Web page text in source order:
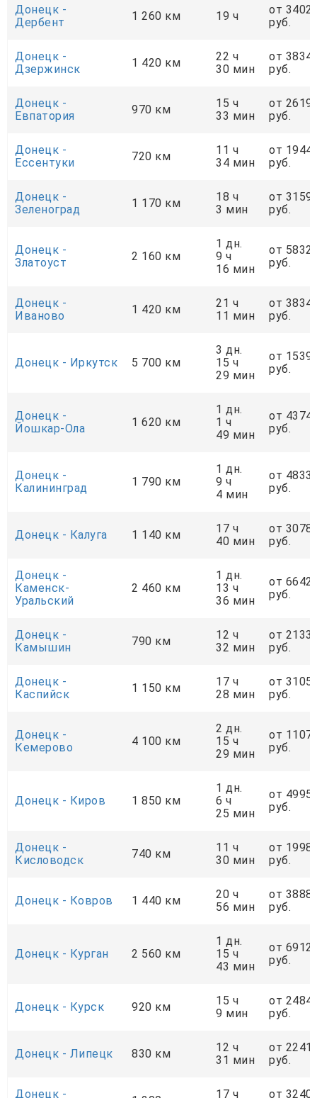
Донецк -
Дербент
1 260 км 19 ч
от
руб.
Донецк -
Дзержинск
1 420 км
22 ч
30 мин
от
руб.
Донецк -
Евпатория
970 км
15 ч
33 мин
от
руб.
Донецк -
Ессентуки
720 км
11 ч
34 мин
от
руб.
Донецк -
Зеленоград
1 170 км
18 ч
3 мин
от
руб.
Донецк -
Златоуст
2 160 км
1 дн.
9 ч
16 мин
от
руб.
Донецк -
Иваново
1 420 км
21 ч
11 мин
от
руб.
Донецк - Иркутск 5 700 км
3 дн.
15 ч
29 мин
от
руб.
Донецк -
Йошкар-Ола
1 620 км
1 дн.
1 ч
49 мин
от
руб.
Донецк -
Калининград
1 790 км
1 дн.
9 ч
4 мин
от
руб.
Донецк - Калуга 1 140 км
17 ч
40 мин
от
руб.
Донецк -
Каменск-
Уральский
2 460 км
1 дн.
13 ч
36 мин
от
руб.
Донецк -
Камышин
790 км
12 ч
32 мин
от
руб.
Донецк -
Каспийск
1 150 км
17 ч
28 мин
от
руб.
Донецк -
Кемерово
4 100 км
2 дн.
15 ч
29 мин
от
руб.
Донецк - Киров 1 850 км
1 дн.
6 ч
25 мин
от
руб.
Донецк -
Кисловодск
740 км
11 ч
30 мин
от
руб.
Донецк - Ковров 1 440 км
20 ч
56 мин
от
руб.
Донецк - Курган 2 560 км
1 дн.
15 ч
43 мин
от
руб.
Донецк - Курск 920 км
15 ч
9 мин
от
руб.
Донецк - Липецк 830 км
12 ч
31 мин
от
руб.
Донецк - 17 ч от